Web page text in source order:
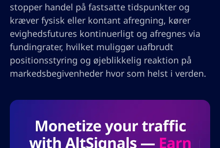
stopper handel på fastsatte tidspunkter og
kræver fysisk eller kontant afregning, kører
evighedsfutures kontinuerligt og afregnes via
fundingrater, hvilket muliggør uafbrudt
positionsstyring og øjeblikkelig reaktion på
markedsbegivenheder hvor som helst i verden.